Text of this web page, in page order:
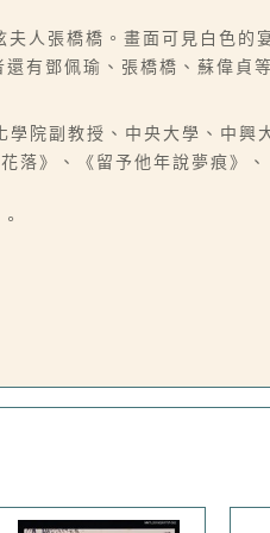
人張橋橋。畫面可見白色的
有鄧佩瑜、張橋橋、蘇偉貞等
院副教授、中央大學、中興
落》、《留予他年說夢痕》、